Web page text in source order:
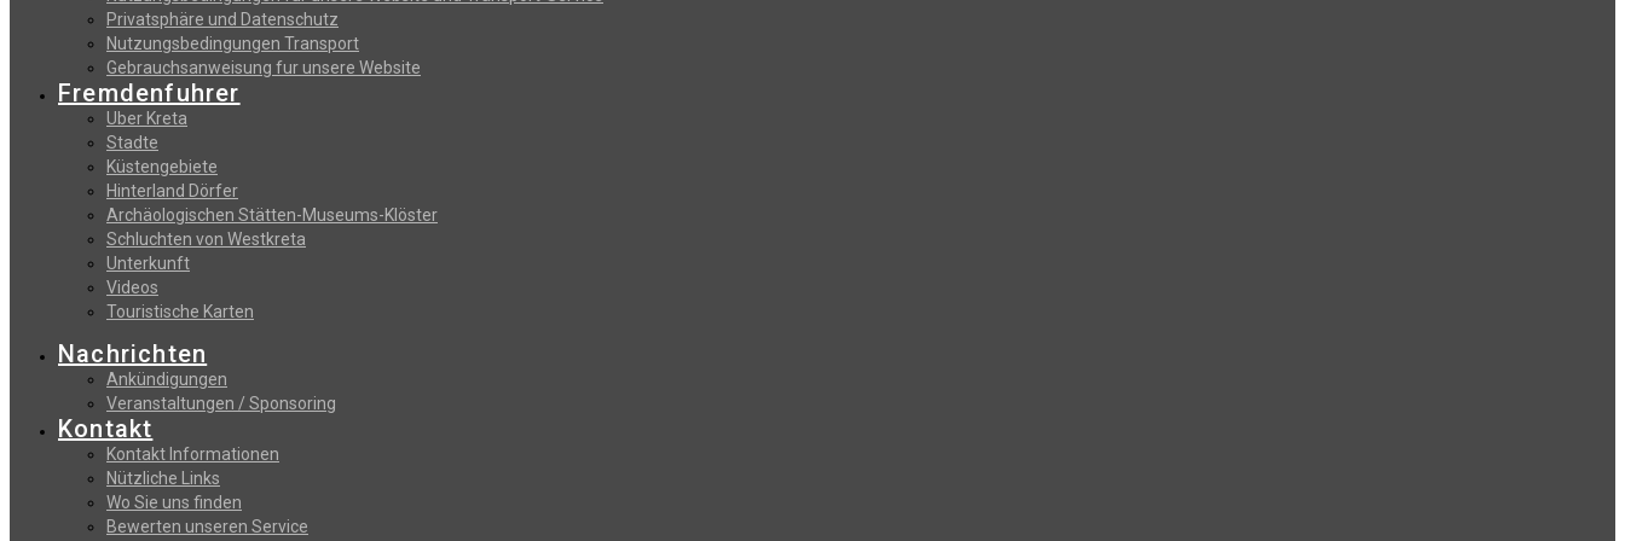
Privatsphäre und Datenschutz
Nutzungsbedingungen Transport
Gebrauchsanweisung fur unsere Website
Fremdenfuhrer
Uber Kreta
Stadte
Küstengebiete
Hinterland Dörfer
Archäologischen Stätten-Museums-Klöster
Schluchten von Westkreta
Unterkunft
Videos
Touristische Karten
Nachrichten
Ankündigungen
Veranstaltungen / Sponsoring
Kontakt
Kontakt Informationen
Nützliche Links
Wo Sie uns finden
Bewerten unseren Service